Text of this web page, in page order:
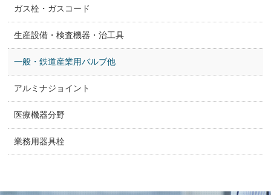
ガス栓・ガスコード
生産設備・検査機器・治工具
一般・鉄道産業用バルブ他
アルミナジョイント
医療機器分野
業務用器具栓